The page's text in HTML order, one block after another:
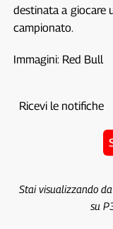
destinata a giocare
campionato.
Immagini: Red Bull
Ricevi le notifiche
Stai visualizzando
su